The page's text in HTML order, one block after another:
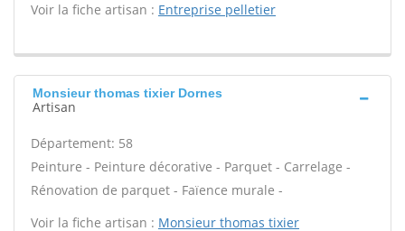
Voir la fiche artisan : Entreprise pelletier
Monsieur thomas tixier Dornes
Artisan
Département: 58
Peinture - Peinture décorative - Parquet - Carrelage -
Rénovation de parquet - Faïence murale -
Voir la fiche artisan : Monsieur thomas tixier